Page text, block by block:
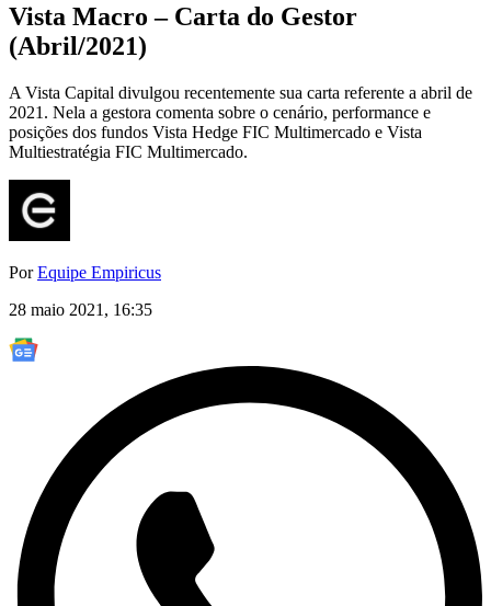
Vista Macro – Carta do Gestor
(Abril/2021)
A Vista Capital divulgou recentemente sua carta referente a abril de
2021. Nela a gestora comenta sobre o cenário, performance e
posições dos fundos Vista Hedge FIC Multimercado e Vista
Multiestratégia FIC Multimercado.
PorEquipe Empiricus
28 maio 2021, 16:35